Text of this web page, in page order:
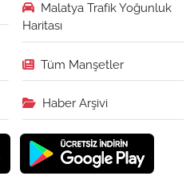
Malatya Trafik Yoğunluk
Haritası
Tüm Manşetler
Haber Arşivi